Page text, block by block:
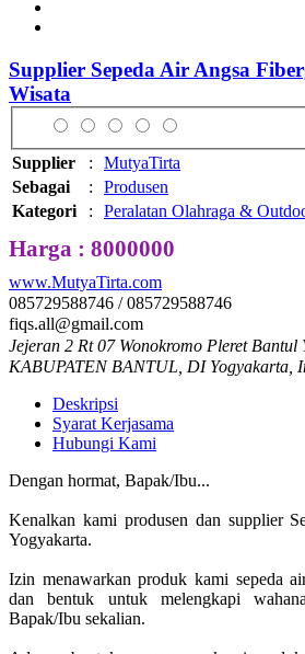
Supplier Sepeda Air Angsa
Wisata
Supplier :
MutyaTirta
Sebagai
:
Produsen
Kategori
: Peralatan Olahraga &
Harga : 8000000
www.MutyaTirta.com
085729588746 / 085729588746
fiqs.all@gmail.com
Jejeran 2 Rt 07 Wonokromo Pleret Bantul
KABUPATEN BANTUL, DI Yogyakarta,
Deskripsi
Syarat Kerjasama
Hubungi Kami
Dengan hormat, Bapak/Ibu...
Kenalkan kami produsen dan supplier
Yogyakarta.
Izin menawarkan produk kami sepeda
dan bentuk untuk melengkapi
Bapak/Ibu sekalian.